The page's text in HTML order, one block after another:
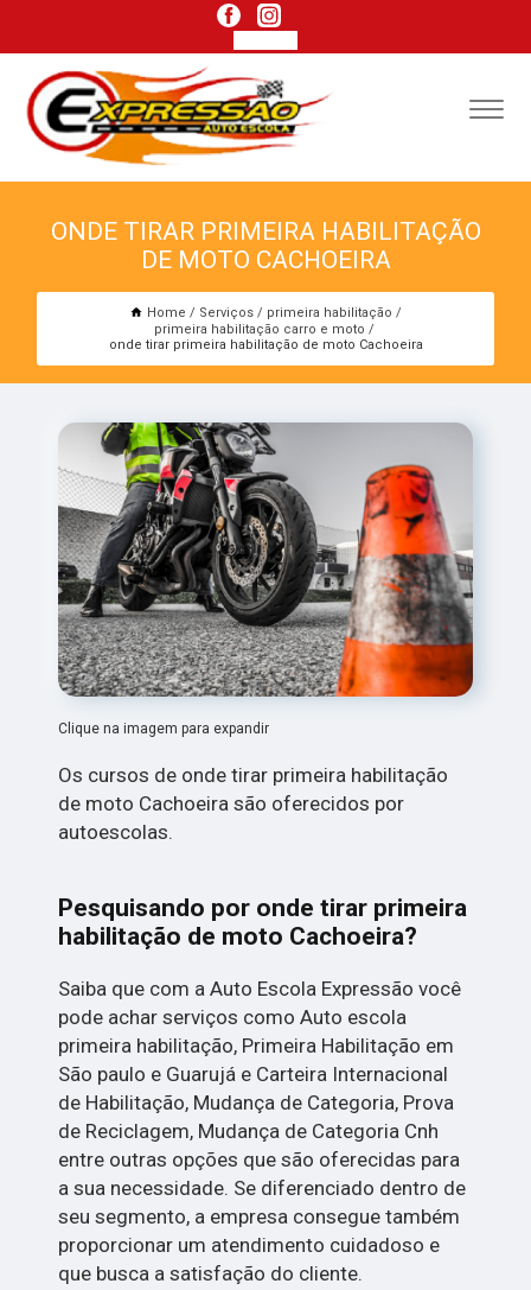
ONDE TIRAR PRIMEIRA HABILITAÇÃO
DE MOTO CACHOEIRA
Home Serviços
primeira habilitação
primeira habilitação carro e moto
onde tirar primeira habilitação de moto Cachoeira
Clique na imagem para expandir
Os cursos de onde tirar primeira habilitação
de moto Cachoeira são oferecidos por
autoescolas.
Pesquisando por onde tirar primeira
habilitação de moto Cachoeira?
Saiba que com a Auto Escola Expressão você
pode achar serviços como Auto escola
primeira habilitação, Primeira Habilitação em
São paulo e Guarujá e Carteira Internacional
de Habilitação, Mudança de Categoria, Prova
de Reciclagem, Mudança de Categoria Cnh
entre outras opções que são oferecidas para
a sua necessidade. Se diferenciado dentro de
seu segmento, a empresa consegue também
proporcionar um atendimento cuidadoso e
que busca a satisfação do cliente.